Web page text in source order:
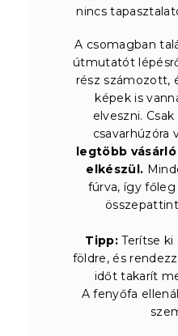
nincs
A csomagban
útmutatót
rész számozott,
képek is
elveszni.
csavarhúzóra
legtöbb
elkészül.
fúrva, így főleg
Tipp: Terítse ki
földre, és
időt takarít
A fenyőfa